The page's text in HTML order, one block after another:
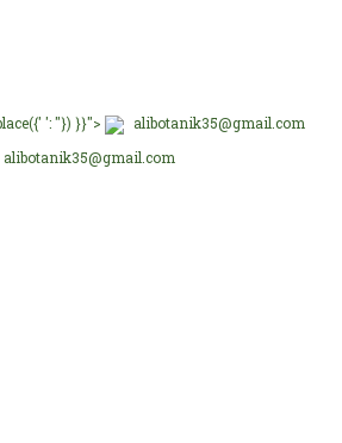
': ''}) }}">
alibotanik35@gmail.com
alibotanik35@gmail.com